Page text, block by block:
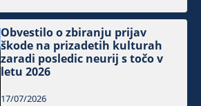
Obvestilo o zbiranju prijav
škode na prizadetih kulturah
zaradi posledic neurij s točo v
letu 2026
17/07/2026